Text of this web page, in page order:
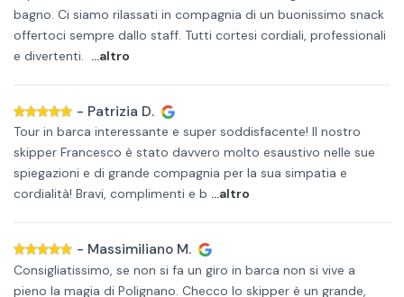
bagno. Ci siamo rilassati in compagnia di un buonissimo snack
offertoci sempre dallo staff. Tutti cortesi cordiali, professionali
e divertenti.
...altro
- Patrizia D.
Tour in barca interessante e super soddisfacente! Il nostro
skipper Francesco è stato davvero molto esaustivo nelle sue
spiegazioni e di grande compagnia per la sua simpatia e
cordialità! Bravi, complimenti e b ...altro
- Massimiliano M.
Consigliatissimo, se non si fa un giro in barca non si vive a
pieno la magia di Polignano. Checco lo skipper è un grande,